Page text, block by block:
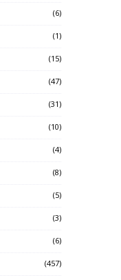
(6)
(1)
(15)
(47)
(31)
(10)
(4)
(8)
(5)
(3)
(6)
(457)